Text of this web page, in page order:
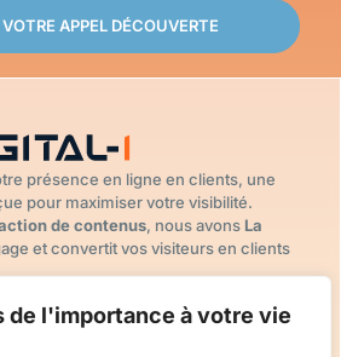
de l'importance à votre vie
VOTRE APPEL DÉCOUVERTE
présence en ligne en clients, une
pour maximiser votre visibilité.
de contenus, nous avons La
et convertit vos visiteurs en clients
LinkedIn